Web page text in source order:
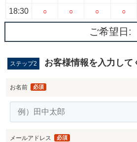
18:30
○
○
○
○
ご希望日:
ステップ2 お客様情報を入力して
お名前 必須
メールアドレス 必須